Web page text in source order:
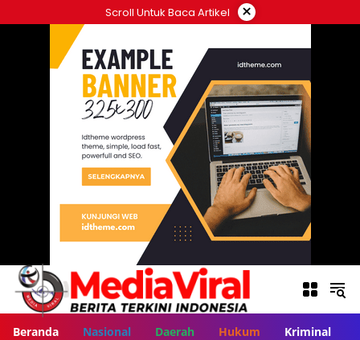
ke
Scroll Untuk Baca Artikel ×
Beranda Nasional Daerah Hukum Kriminal